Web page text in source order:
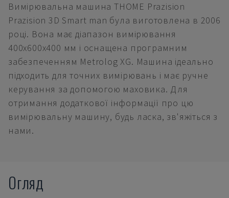
Вимірювальна машина THOME Prazision
Prazision 3D Smart man була виготовлена в 2006
році. Вона має діапазон вимірювання
400x600x400 мм і оснащена програмним
забезпеченням Metrolog XG. Машина ідеально
підходить для точних вимірювань і має ручне
керування за допомогою маховика. Для
отримання додаткової інформації про цю
вимірювальну машину, будь ласка, зв'яжіться з
нами.
Огляд